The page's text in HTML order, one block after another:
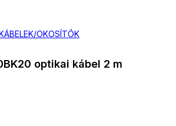
OKOSÍTÓK
optikai kábel 2 m